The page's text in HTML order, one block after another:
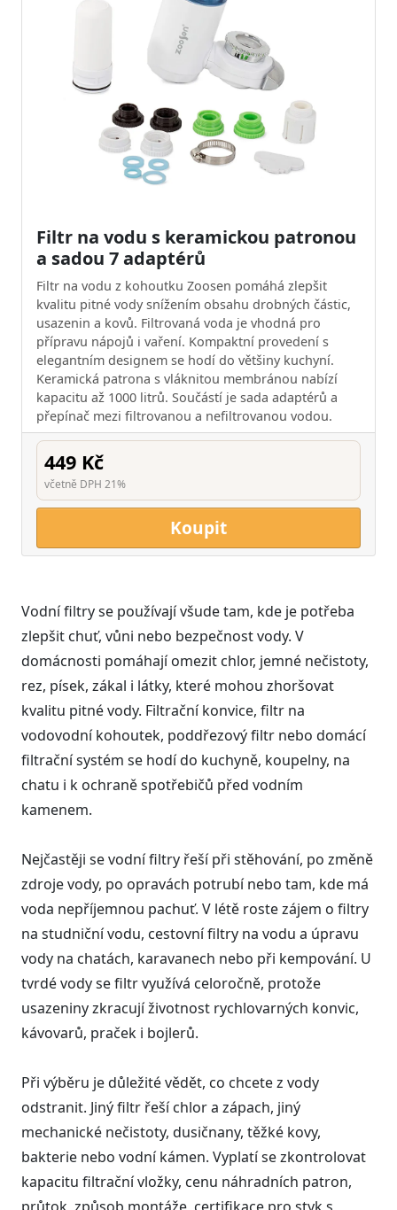
Filtr na vodu s keramickou patronou
a sadou 7 adaptérů
Filtr na vodu z kohoutku Zoosen pomáhá zlepšit
kvalitu pitné vody snížením obsahu drobných částic,
usazenin a kovů. Filtrovaná voda je vhodná pro
přípravu nápojů i vaření. Kompaktní provedení s
elegantním designem se hodí do většiny kuchyní.
Keramická patrona s vláknitou membránou nabízí
kapacitu až 1000 litrů. Součástí je sada adaptérů a
přepínač mezi filtrovanou a nefiltrovanou vodou.
449 Kč
včetně DPH 21%
Koupit
Vodní filtry se používají všude tam, kde je potřeba
zlepšit chuť, vůni nebo bezpečnost vody. V
domácnosti pomáhají omezit chlor, jemné nečistoty,
rez, písek, zákal i látky, které mohou zhoršovat
kvalitu pitné vody. Filtrační konvice, filtr na
vodovodní kohoutek, poddřezový filtr nebo domácí
filtrační systém se hodí do kuchyně, koupelny, na
chatu i k ochraně spotřebičů před vodním
kamenem.
Nejčastěji se vodní filtry řeší při stěhování, po změně
zdroje vody, po opravách potrubí nebo tam, kde má
voda nepříjemnou pachuť. V létě roste zájem o filtry
na studniční vodu, cestovní filtry na vodu a úpravu
vody na chatách, karavanech nebo při kempování. U
tvrdé vody se filtr využívá celoročně, protože
usazeniny zkracují životnost rychlovarných konvic,
kávovarů, praček i bojlerů.
Při výběru je důležité vědět, co chcete z vody
odstranit. Jiný filtr řeší chlor a zápach, jiný
mechanické nečistoty, dusičnany, těžké kovy,
bakterie nebo vodní kámen. Vyplatí se zkontrolovat
kapacitu filtrační vložky, cenu náhradních patron,